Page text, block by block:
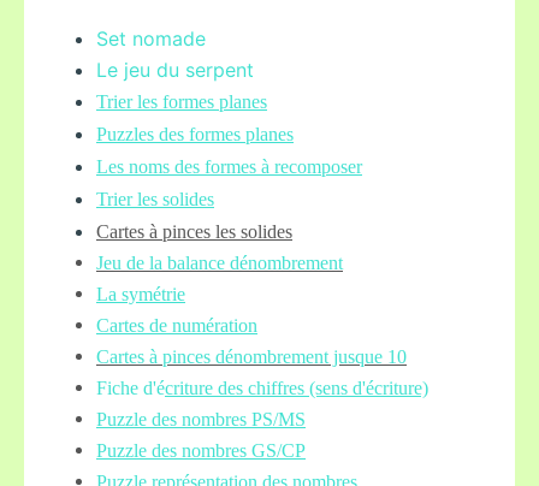
Set nomade
Le jeu du serpent
Trier les formes planes
Puzzles des formes planes
Les noms des formes à recomposer
Trier les solides
Cartes à pinces les solides
Jeu de la balance dénombrement
La symétrie
Cartes de numération
Cartes à pinces dénombrement jusque 10
Fiche d'écriture des chiffres (sens d'écriture)
Puzzle des nombres PS/MS
Puzzle des nombres GS/CP
Puzzle représentation des nombres